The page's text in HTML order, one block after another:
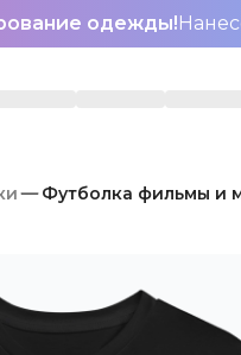
одежды!
Футболка фильмы и